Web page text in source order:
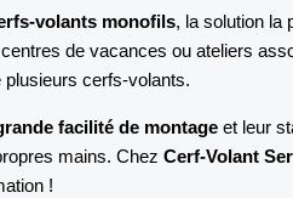
volants monofils, la solution la
de vacances ou ateliers
cerfs-volants.
facilité de montage et leur
mains. Chez Cerf-Volant
!